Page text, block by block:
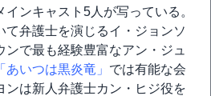
ンキャスト5人が写っている。
て弁護士を演じるイ・ジョンソ
ンで最も経験豊富なアン・ジュ
「あいつは黒炎竜」 では有能な会
ンは新人弁護士カン・ヒジ役を